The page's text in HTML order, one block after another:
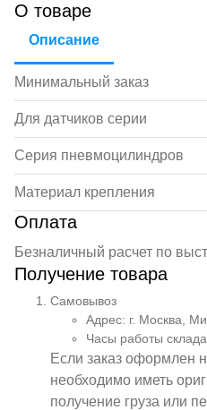
О товаре
Описание
Минимальный заказ
Для датчиков серии
Серия пневмоцилиндров
Материал крепления
Оплата
Безналичный расчет по
Получение товара
Самовывоз
Адрес: г. Москва,
Часы работы
Если заказ оформлен
необходимо иметь
получение груза или